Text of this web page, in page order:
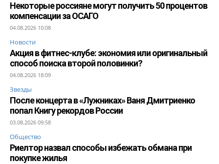
Некоторые россияне могут получить 50 процентов
компенсации за ОСАГО
04.08.2026 10:08
Новости
Акция в фитнес-клубе: экономия или оригинальный
способ поиска второй половинки?
04.08.2026 18:09
Звезды
После концерта в «Лужниках» Ваня Дмитриенко
попал Книгу рекордов России
03.08.2026 09:58
Общество
Риелтор назвал способы избежать обмана при
покупке жилья